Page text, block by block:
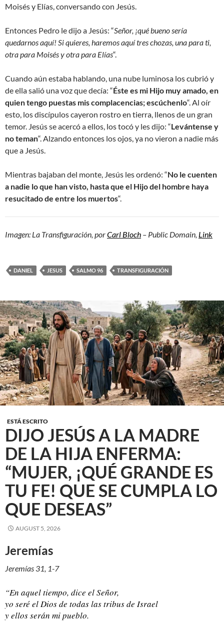
Moisés y Elías, conversando con Jesús.
Entonces Pedro le dijo a Jesús: “Señor, ¡qué bueno sería
quedarnos aquí! Si quieres, haremos aquí tres chozas, una para ti,
otra para Moisés y otra para Elías“.
Cuando aún estaba hablando, una nube luminosa los cubrió y
de ella salió una voz que decía: “Éste es mi Hijo muy amado, en
quien tengo puestas mis complacencias; escúchenlo“. Al oír
esto, los discípulos cayeron rostro en tierra, llenos de un gran
temor. Jesús se acercó a ellos, los tocó y les dijo: “Levántense y
no teman“. Alzando entonces los ojos, ya no vieron a nadie más
que a Jesús.
Mientras bajaban del monte, Jesús les ordenó: “No le cuenten
a nadie lo que han visto, hasta que el Hijo del hombre haya
resucitado de entre los muertos“.
Imagen: La Transfiguración, porCarl Bloch – Public Domain, Link
DANIEL JESUS SALMO 96 TRANSFIGURACIÓN
ESTÁ ESCRITO
DIJO JESÚS A LA MADRE
DE LA HIJA ENFERMA:
“MUJER, ¡QUÉ GRANDE ES
TU FE! QUE SE CUMPLA LO
QUE DESEAS”
AUGUST 5, 2026
Jeremías
Jeremías 31, 1-7
“En aquel tiempo, dice el Señor,
yo seré el Dios de todas las tribus de Israel
y ellos serán mi pueblo.